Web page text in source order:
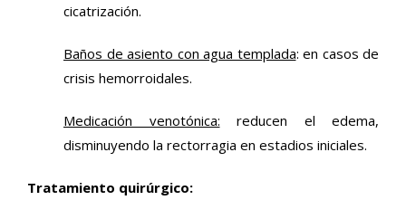
cicatrización.
Baños de asiento con agua templada: en casos de
crisis hemorroidales.
Medicación venotónica: reducen el edema,
disminuyendo la rectorragia en estadios iniciales.
Tratamiento quirúrgico: